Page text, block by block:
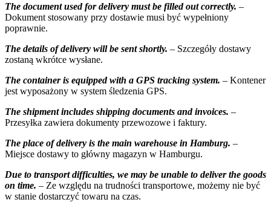
The document used for delivery must be filled out correctly. –
Dokument stosowany przy dostawie musi być wypełniony
poprawnie.
The details of delivery will be sent shortly. – Szczegóły dostawy
zostaną wkrótce wysłane.
The container is equipped with a GPS tracking system. – Kontener
jest wyposażony w system śledzenia GPS.
The shipment includes shipping documents and invoices. –
Przesyłka zawiera dokumenty przewozowe i faktury.
The place of delivery is the main warehouse in Hamburg. –
Miejsce dostawy to główny magazyn w Hamburgu.
Due to transport difficulties, we may be unable to deliver the goods
on time. – Ze względu na trudności transportowe, możemy nie być
w stanie dostarczyć towaru na czas.